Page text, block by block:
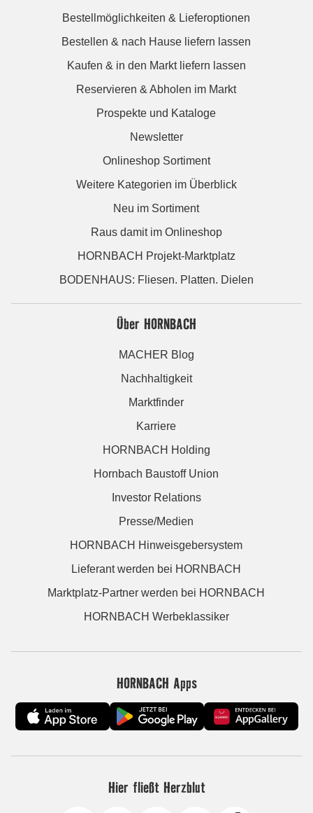
Bestellmöglichkeiten & Lieferoptionen
Bestellen & nach Hause liefern lassen
Kaufen & in den Markt liefern lassen
Reservieren & Abholen im Markt
Prospekte und Kataloge
Newsletter
Onlineshop Sortiment
Weitere Kategorien im Überblick
Neu im Sortiment
Raus damit im Onlineshop
HORNBACH Projekt-Marktplatz
BODENHAUS: Fliesen. Platten. Dielen
Über HORNBACH
MACHER Blog
Nachhaltigkeit
Marktfinder
Karriere
HORNBACH Holding
Hornbach Baustoff Union
Investor Relations
Presse/Medien
HORNBACH Hinweisgebersystem
Lieferant werden bei HORNBACH
Marktplatz-Partner werden bei HORNBACH
HORNBACH Werbeklassiker
HORNBACH Apps
Hier fließt Herzblut